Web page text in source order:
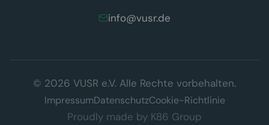
info@vusr.de
© 2026 VUSR e.V. Alle Rechte vorbehalten.
ImpressumDatenschutzCookie-Richtlinie
Proudly made by K86 Group
Diese Website verwendet ausschließlich technisch notwendige
TDDDG). Es werden keine Tracking- oder Marketing-Cookies
eingesetzt.Datenschutzerklärung